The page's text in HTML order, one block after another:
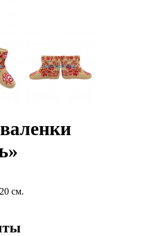
см.